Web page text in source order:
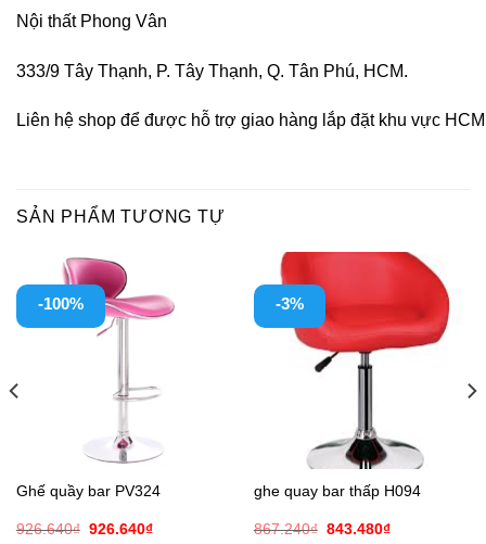
Nội thất Phong Vân
333/9 Tây Thạnh, P. Tây Thạnh, Q. Tân Phú, HCM.
Liên hệ shop để được hỗ trợ giao hàng lắp đặt khu vực
SẢN PHẨM TƯƠNG TỰ
-100%
Ghế quầy bar PV324
926.640₫ Giá
926.640₫Giá
-3%
ghe quay bar thấp H094
867.240₫ Giá
843.480₫Giá